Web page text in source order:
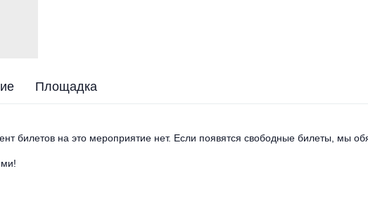
Площадка
билетов на это мероприятие нет. Если появятся свободные билеты, мы